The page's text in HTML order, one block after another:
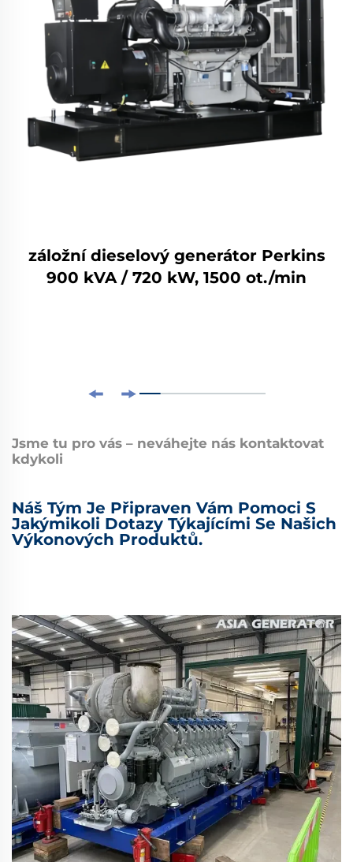
záložní dieselový generátor Perkins
900 kVA / 720 kW, 1500 ot./min
Jsme tu pro vás – neváhejte nás kontaktovat
kdykoli
Náš Tým Je Připraven Vám Pomoci S
Jakýmikoli Dotazy Týkajícími Se Našich
Výkonových Produktů.